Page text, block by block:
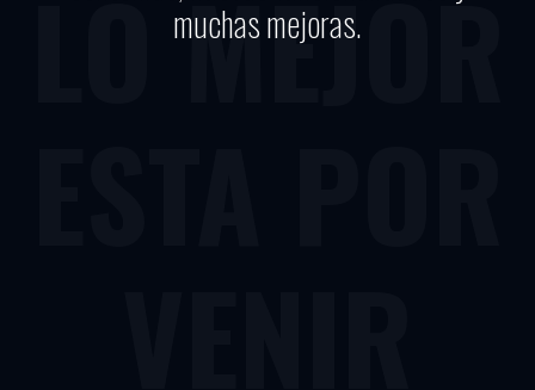
muchas mejoras.
LO MEJOR